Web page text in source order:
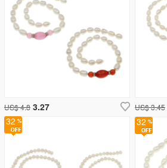
32
US$ 3.45
US$ 4.8 3.27
32